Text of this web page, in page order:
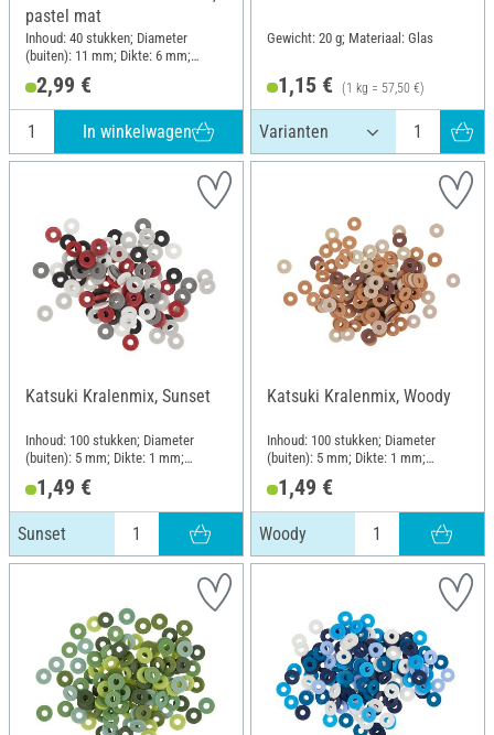
pastel mat
Inhoud: 40 stukken; Diameter
(buiten): 11 mm; Dikte: 6 mm;
Materiaal: Kunststof
2,99 €
In winkelwagen
Gewicht: 20 g; Materiaal: Glas
1,15 € (1 kg = 57,50 €)
Katsuki Kralenmix, Sunset
Inhoud: 100 stukken; Diameter
(buiten): 5 mm; Dikte: 1 mm;
1,49 €
Sunset
Katsuki Kralenmix, Woody
Inhoud: 100 stukken; Diameter
(buiten): 5 mm; Dikte: 1 mm;
1,49 €
Woody